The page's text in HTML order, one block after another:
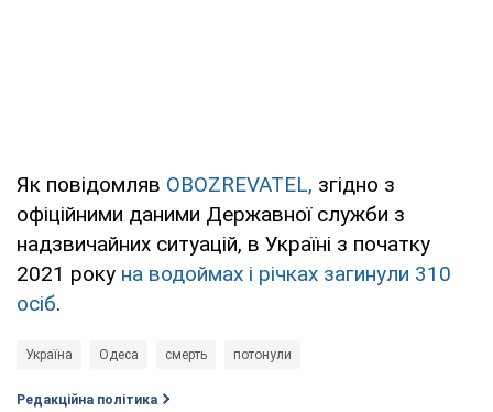
Як повідомляв OBOZREVATEL, згідно з
офіційними даними Державної служби з
надзвичайних ситуацій, в Україні з початку
2021 року на водоймах і річках загинули 310
осіб.
Україна Одеса смерть потонули
Редакційна політика